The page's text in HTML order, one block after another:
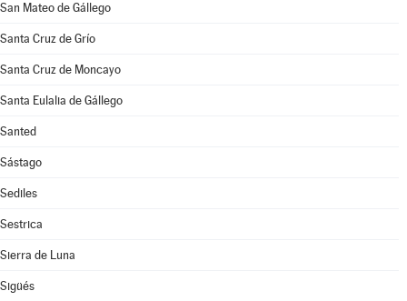
San Mateo de Gállego
Santa Cruz de Grío
Santa Cruz de Moncayo
Santa Eulalia de Gállego
Santed
Sástago
Sediles
Sestrica
Sierra de Luna
Sigüés